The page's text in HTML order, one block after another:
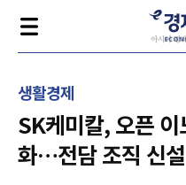
생활경제
SK케미칼, 오픈
화…전담 조직 신설